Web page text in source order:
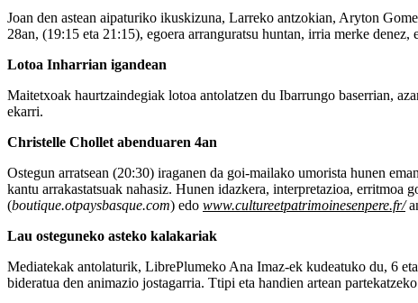
Joan den astean aipaturiko ikuskizuna, Larreko antzokian, Aryton
28an, (19:15 eta 21:15), egoera arranguratsu huntan, irria merke denez,
Lotoa Inharrian igandean
Maitetxoak haurtzaindegiak lotoa antolatzen du Ibarrungo baserrian,
ekarri.
Christelle Chollet abenduaren 4an
Ostegun arratsean (20:30) iraganen da goi-mailako umorista hunen
kantu arrakastatsuak nahasiz. Hunen idazkera, interpretazioa, erritmoa
(boutique.otpaysbasque.com) edo www.cultureetpatrimoinesenpere.fr/
Lau osteguneko asteko kalakariak
Mediatekak antolaturik, LibrePlumeko Ana Imaz-ek kudeatuko du, 6
bideratua den animazio jostagarria. Ttipi eta handien artean